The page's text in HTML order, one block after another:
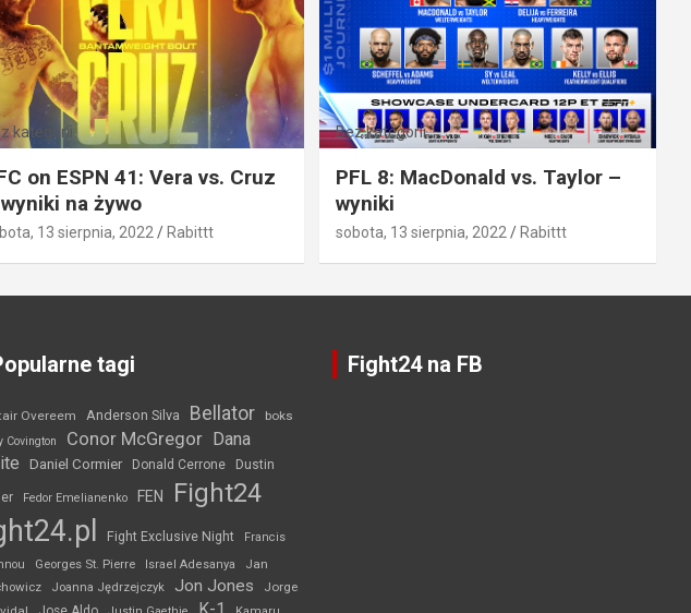
kategorii
on ESPN 41: Vera vs. Cruz
na żywo
13 sierpnia, 2022 Rabittt
Bez kategorii
PFL 8: MacDonald vs. Taylor –
wyniki
sobota, 13 sierpnia, 2022 Rabittt
tagi
Overeem Anderson Silva Bellator boks
Covington Conor McGregor Dana
Daniel Cormier Donald Cerrone Dustin
Fedor Emelianenko FEN Fight24
Fight Exclusive Night
Francis
Georges St. Pierre Israel Adesanya
Jan
Joanna Jędrzejczyk Jon Jones
Jorge
K-1
Fight24 na FB